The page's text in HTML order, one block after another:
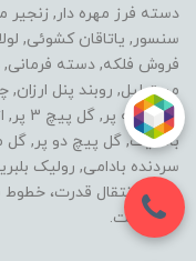
دسته فرز مهره دار,
سنسور, یاتاقان کشوئی,
فروش فلکه, دسته فرمانی,
مستطیل, روبند پنل ارزان,
سردنده بادامی, رولیک
خطوط انتقال قدرت، خطوط
شده است.